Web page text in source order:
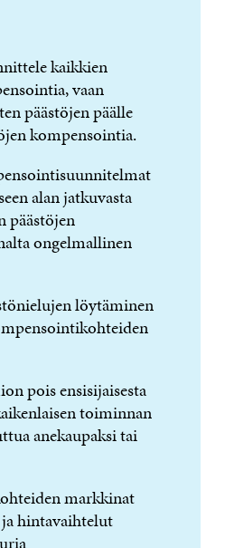
kaikkien
vaan
päästöjen päälle
kompensointia.
alan jatkuvasta
päästöjen
ongelmallinen
löytäminen
pois ensisijaisesta
toiminnan
anekaupaksi tai
markkinat
hintavaihtelut